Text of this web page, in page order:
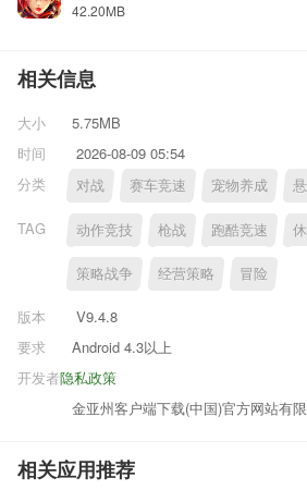
42.20MB
相关信息
大小
5.75MB
时间
2026-08-09 05:54
分类
对战 赛车竞速 宠物养成
TAG 动作竞技 枪战 跑酷竞速
策略战争 经营策略 冒险
版本
V9.4.8
要求
Android 4.3以上
隐私政策
开发者
金亚州客户端下载(中国)官方网站有
相关应用推荐